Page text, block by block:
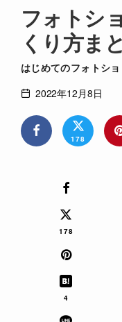
フォトシ
くり方ま
はじめてのフォトシ
2022年12月8日
178
178
4